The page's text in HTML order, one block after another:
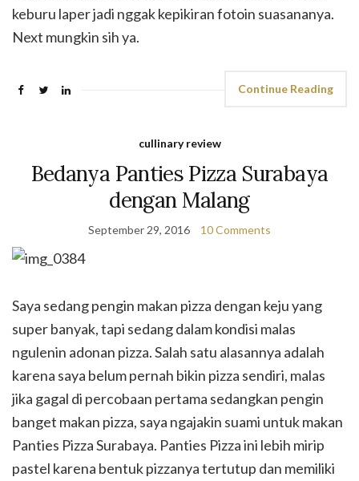
keburu laper jadi nggak kepikiran fotoin suasananya.
Next mungkin sih ya.
Continue Reading
cullinary review
Bedanya Panties Pizza Surabaya
dengan Malang
September 29, 2016 10 Comments
Saya sedang pengin makan pizza dengan keju yang
super banyak, tapi sedang dalam kondisi malas
ngulenin adonan pizza. Salah satu alasannya adalah
karena saya belum pernah bikin pizza sendiri, malas
jika gagal di percobaan pertama sedangkan pengin
banget makan pizza, saya ngajakin suami untuk makan
Panties Pizza Surabaya. Panties Pizza ini lebih mirip
pastel karena bentuk pizzanya tertutup dan memiliki